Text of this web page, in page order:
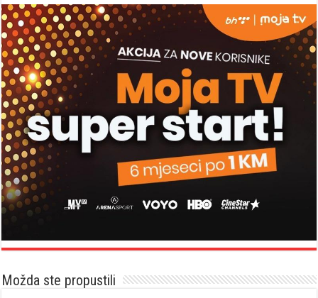
Možda ste propustili